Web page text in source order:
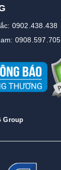
0902.438.438
0908.597.705
Group